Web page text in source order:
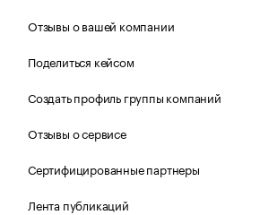
Отзывы о вашей компании
Поделиться кейсом
Создать профиль группы компаний
Отзывы о сервисе
Сертифицированные партнеры
Лента публикаций